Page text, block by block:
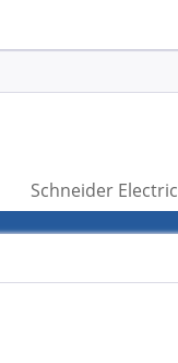
Schneider Electric